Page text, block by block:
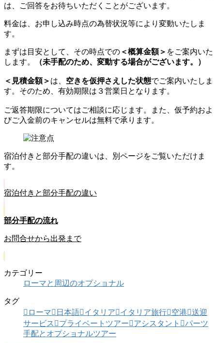
は、ご回答をお待ちいただくことがございます。
料金は、お申し込み時点の為替状況等により変動いたしま
す。
まずは目安として、その時点での ＜概算金額＞ をご案内いた
します。
（未手配のため、変動する場合がございます。）
＜見積金額＞ は、 空きを仮押さえした状態でご案内いたしま
す。そのため、有効期限は３営業日 となります。
ご返答期限についてはご相談に応じます。また、仮予約およ
びご入金前のキャンセルは無料で承ります。
宿泊付きと部分手配の違いは、別ページをご覧いただけま
す。
宿泊付きと部分手配の違い
部分手配の流れ
お問合せから出発まで
カテゴリー
ローマと周辺のオプショナル
タグ
ローマ
日本語 イタリア イタリア旅行 空港
送迎
サービス
プライベートツアー アシスタント
パーツ
手配とオプショナルツアー